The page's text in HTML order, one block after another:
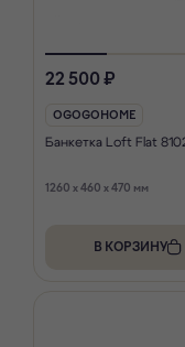
22 500 ₽
OGOGOHOME
Банкетка Loft Flat
1260 x 460 x 470 мм
В КОРЗИНУ